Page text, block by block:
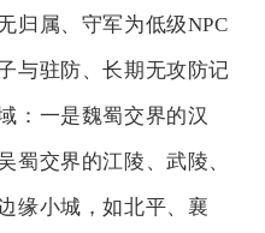
归属、守军为低级NPC
与驻防、长期无攻防记
：一是魏蜀交界的汉
蜀交界的江陵、武陵、
缘小城，如北平、襄